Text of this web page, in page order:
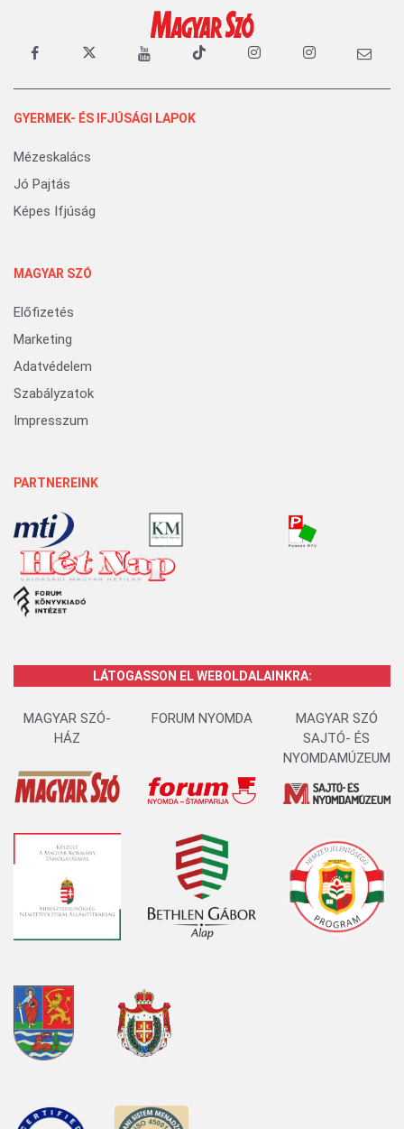
GYERMEK- ÉS IFJÚSÁGI LAPOK
Mézeskalács
Jó Pajtás
Képes Ifjúság
MAGYAR SZÓ
Előfizetés
Marketing
Adatvédelem
Szabályzatok
Impresszum
PARTNEREINK
LÁTOGASSON EL WEBOLDALAINKRA:
MAGYAR SZÓ-
HÁZ
FORUM NYOMDA
MAGYAR SZÓ
SAJTÓ- ÉS
NYOMDAMÚZEUM